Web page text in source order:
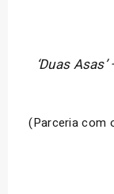
‘Duas
(Parceria com